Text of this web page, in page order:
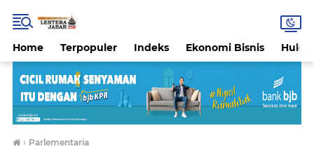
Home Terpopuler Indeks Ekonomi Bisnis
› Parlementaria